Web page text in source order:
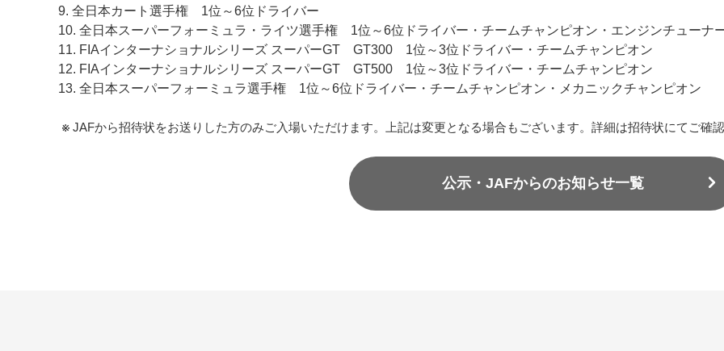
9. 全日本カート選手権 1位～6位ドライバー
10. 全日本スーパーフォーミュラ・ライツ選手権 1位～6位ドライバー・チームチャンピオン・エンジンチューナ
11. FIAインターナショナルシリーズ スーパーGT GT300 1位～3位ドライバー・チームチャンピオン
12. FIAインターナショナルシリーズ スーパーGT GT500 1位～3位ドライバー・チームチャンピオン
13. 全日本スーパーフォーミュラ選手権 1位～6位ドライバー・チームチャンピオン・メカニックチャンピオン
JAFから招待状をお送りした方のみご入場いただけます。上記は変更となる場合もございます。詳細は招待状にてご確認
公示・JAFからのお知らせ一覧